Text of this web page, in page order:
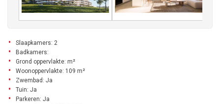
Slaapkamers: 2
Badkamers:
Grond oppervlakte: m²
Woonoppervlakte: 109 m²
Zwembad: Ja
Tuin: Ja
Parkeren: Ja